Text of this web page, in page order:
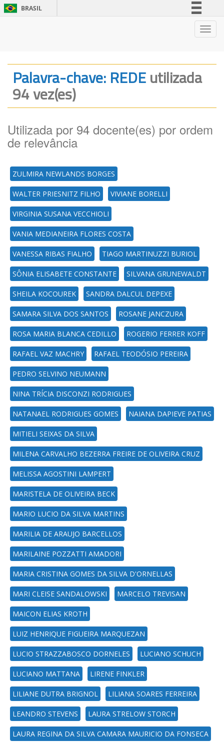
BRASIL
Legislação
Palavra-chave: REDEutilizada
94 vez(es)
Utilizada por 94 docente(es) por ordem
de relevância
ZULMIRA NEWLANDS BORGES
WALTER PRIESNITZ FILHO VIVIANE BORELLI
VIRGINIA SUSANA VECCHIOLI
VANIA MEDIANEIRA FLORES COSTA
VANESSA RIBAS FIALHO TIAGO MARTINUZZI BURIOL
SÔNIA ELISABETE CONSTANTE SILVANA GRUNEWALDT
SHEILA KOCOUREK SANDRA DALCUL DEPEXE
SAMARA SILVA DOS SANTOS ROSANE JANCZURA
ROSA MARIA BLANCA CEDILLO ROGERIO FERRER KOFF
RAFAEL VAZ MACHRY RAFAEL TEODÓSIO PEREIRA
PEDRO SELVINO NEUMANN
NINA TRÍCIA DISCONZI RODRIGUES
NATANAEL RODRIGUES GOMES NAIANA DAPIEVE PATIAS
MITIELI SEIXAS DA SILVA
MILENA CARVALHO BEZERRA FREIRE DE OLIVEIRA CRUZ
MELISSA AGOSTINI LAMPERT
MARISTELA DE OLIVEIRA BECK
MARIO LUCIO DA SILVA MARTINS
MARILIA DE ARAUJO BARCELLOS
MARILAINE POZZATTI AMADORI
MARIA CRISTINA GOMES DA SILVA D'ORNELLAS
MARI CLEISE SANDALOWSKI MARCELO TREVISAN
MAICON ELIAS KROTH
LUIZ HENRIQUE FIGUEIRA MARQUEZAN
LUCIO STRAZZABOSCO DORNELES LUCIANO SCHUCH
LUCIANO MATTANA LIRENE FINKLER
LILIANE DUTRA BRIGNOL LILIANA SOARES FERREIRA
LEANDRO STEVENS LAURA STRELOW STORCH
LAURA REGINA DA SILVA CAMARA MAURICIO DA FONSECA